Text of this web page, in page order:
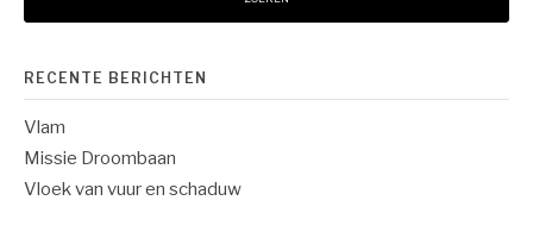
RECENTE BERICHTEN
Vlam
Missie Droombaan
Vloek van vuur en schaduw